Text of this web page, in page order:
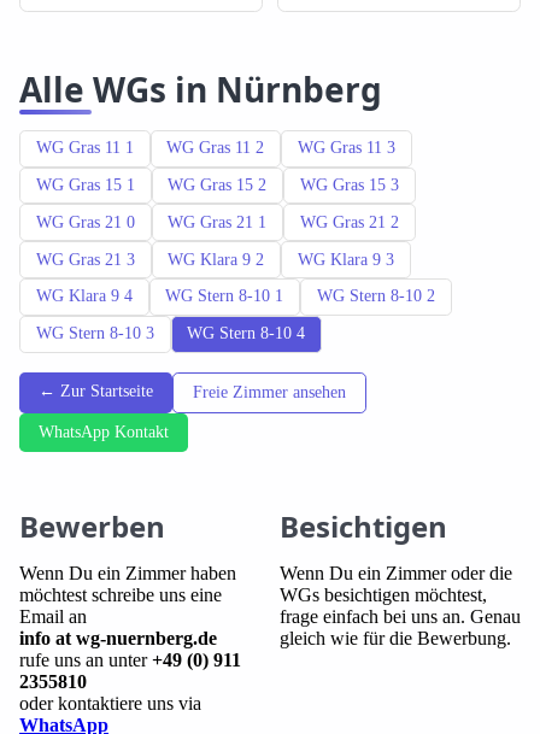
Alle WGs in Nürnberg
WG Gras 11 1 WG Gras 11 2 WG Gras 11 3
WG Gras 15 1 WG Gras 15 2 WG Gras 15 3
WG Gras 21 0 WG Gras 21 1 WG Gras 21 2
WG Gras 21 3 WG Klara 9 2 WG Klara 9 3
WG Klara 9 4 WG Stern 8-10 1 WG Stern 8-10 2
WG Stern 8-10 3 WG Stern 8-10 4
← Zur Startseite Freie Zimmer ansehen
WhatsApp Kontakt
Bewerben
Wenn Du ein Zimmer haben
möchtest schreibe uns eine
Email an
info at wg-nuernberg.de
rufe uns an unter+49 (0) 911
2355810
oder kontaktiere uns via
WhatsApp
Besichtigen
Wenn Du ein Zimmer oder die
WGs besichtigen möchtest,
frage einfach bei uns an. Genau
gleich wie für die Bewerbung.